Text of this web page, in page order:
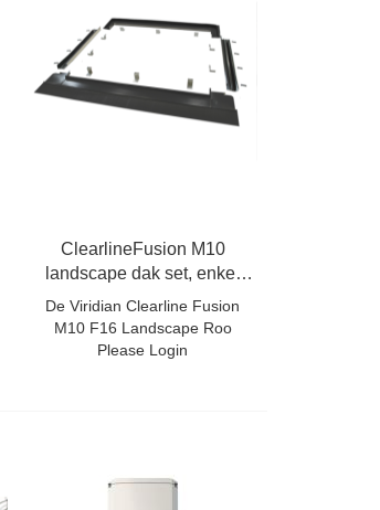
ClearlineFusion M10
landscape dak set, enkel
paneel
De Viridian Clearline Fusion
M10 F16 Landscape Roo
Please Login